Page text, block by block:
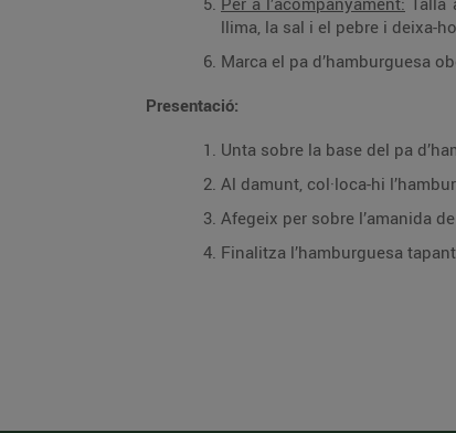
llima, la sal i el pebre i deixa-
Marca el pa d’hamburguesa
Presentació:
Unta sobre la base del pa
Al damunt, col·loca-hi
Afegeix per sobre l’amanida
Finalitza l’hamburguesa